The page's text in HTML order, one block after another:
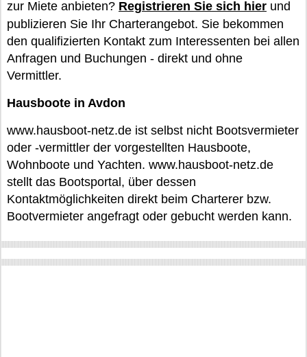
zur Miete anbieten? Registrieren Sie sich hier und
publizieren Sie Ihr Charterangebot. Sie bekommen
den qualifizierten Kontakt zum Interessenten bei allen
Anfragen und Buchungen - direkt und ohne
Vermittler.
Hausboote in Avdon
www.hausboot-netz.de ist selbst nicht Bootsvermieter
oder -vermittler der vorgestellten Hausboote,
Wohnboote und Yachten. www.hausboot-netz.de
stellt das Bootsportal, über dessen
Kontaktmöglichkeiten direkt beim Charterer bzw.
Bootvermieter angefragt oder gebucht werden kann.